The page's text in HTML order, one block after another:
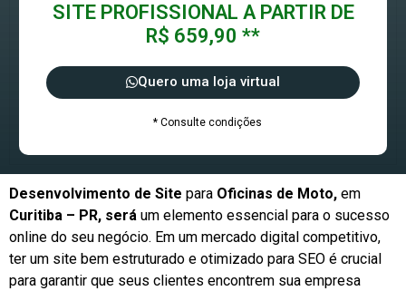
SITE PROFISSIONAL A PARTIR DE
R$ 659,90 **
Quero uma loja virtual
* Consulte condições
Desenvolvimento de Site para Oficinas de Moto, em
Curitiba – PR, será um elemento essencial para o sucesso
online do seu negócio. Em um mercado digital competitivo,
ter um site bem estruturado e otimizado para SEO é crucial
para garantir que seus clientes encontrem sua empresa